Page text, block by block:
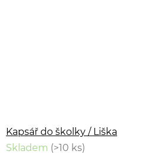
Kapsář do školky / Liška
Skladem (>10 ks)